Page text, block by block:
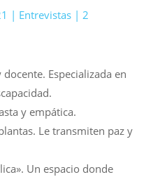
| Entrevistas| 2
Especializada en
y empática.
Le transmiten paz y
Un espacio donde